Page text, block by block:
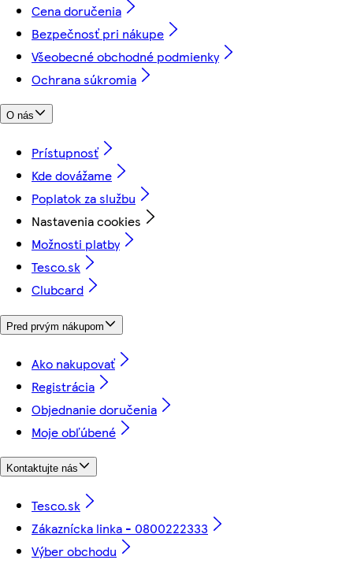
Cena doručenia
Bezpečnosť pri nákupe
Všeobecné obchodné podmienky
Ochrana súkromia
O nás
Prístupnosť
Kde dovážame
Poplatok za službu
Nastavenia cookies
Možnosti platby
Tesco.sk
Clubcard
Pred prvým nákupom
Ako nakupovať
Registrácia
Objednanie doručenia
Moje obľúbené
Kontaktujte nás
Tesco.sk
Zákaznícka linka - 0800222333
Výber obchodu